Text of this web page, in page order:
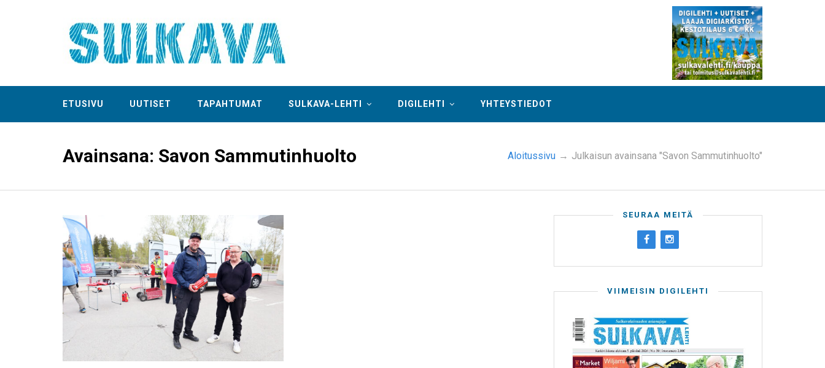
ETUSIVU UUTISET TAPAHTUMAT SULKAVA-LEHTI DIGILEHTI YHTEYSTIEDOT
Avainsana: Savon Sammutinhuolto Aloitussivu → Julkaisun avainsana "Savon Sammutinhuolto"
SEURAA MEITÄ
VIIMEISIN DIGILEHTI